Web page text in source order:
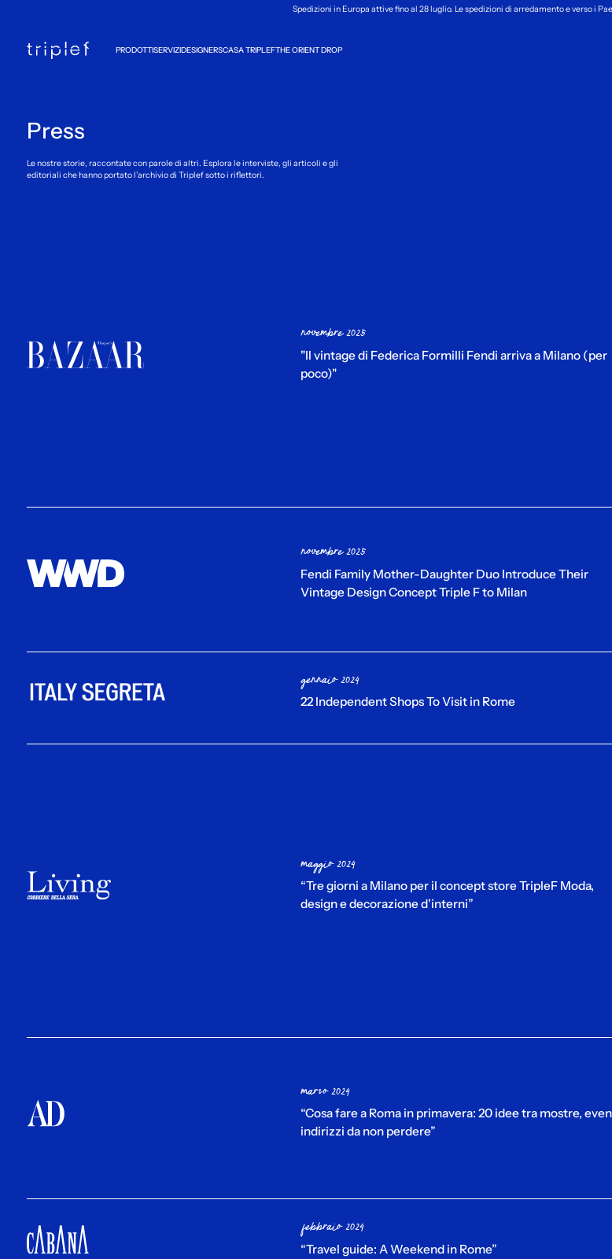
Spedizioni in Europa attive fino al 28 luglio. Le spedizioni di arredamento e verso i
PRODOTTISERVIZIDESIGNERSCASA TRIPLEFTHE ORIENT DROP
Press
Le nostre storie, raccontate con parole di altri. Esplora le interviste, gli articoli e gli
editoriali che hanno portato l’archivio di Triplef sotto i riflettori.
novembre 2025
"Il vintage di Federica Formilli Fendi arriva a Milano (per
poco)"
novembre 2025
Fendi Family Mother-Daughter Duo Introduce Their
Vintage Design Concept Triple F to Milan
gennaio 2024
22 Independent Shops To Visit in Rome
maggio 2024
“Tre giorni a Milano per il concept store TripleF Moda,
design e decorazione d'interni”
marzo 2024
“Cosa fare a Roma in primavera: 20 idee tra mostre,
indirizzi da non perdere”
febbraio 2024
“Travel guide: A Weekend in Rome”